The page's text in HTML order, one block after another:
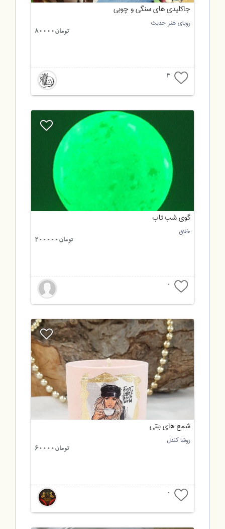
جاکلیدی های سنگی و چوبی
رویای هنر حدیث
تومان80000
3
گوی شب تاب
خلاق
تومان200000
0
شمع های بنتی
روشا کندل
تومان60000
0